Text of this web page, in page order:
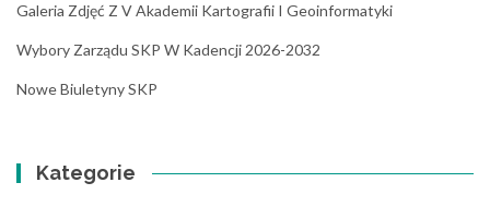
Galeria Zdjęć Z V Akademii Kartografii I Geoinformatyki
Wybory Zarządu SKP W Kadencji 2026-2032
Nowe Biuletyny SKP
Kategorie